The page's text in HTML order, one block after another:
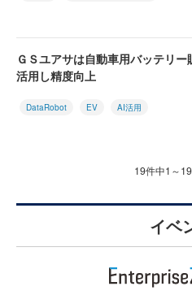
ＧＳユアサは自動車用バッテリー
活用し精度向上
DataRobot EV AI活用
19件中1～
イベ